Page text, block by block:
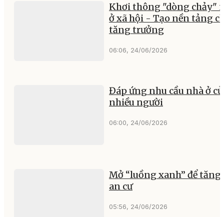
Khơi thông "dòng chảy"
ở xã hội - Tạo nền tảng
tăng trưởng
06:06, 24/06/2026
Đáp ứng nhu cầu nhà ở
nhiều người
06:00, 24/06/2026
Mở “luồng xanh” để tăng
an cư
05:56, 24/06/2026